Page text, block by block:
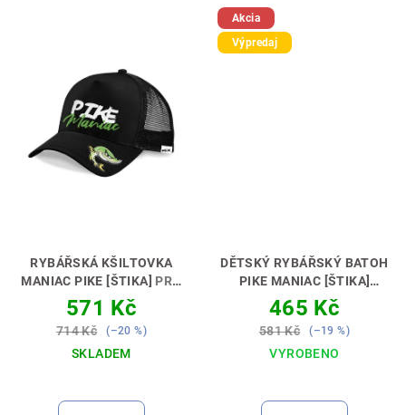
RYBÁŘSKÁ KŠILTOVKA
MANIAC PIKE [ŠTIKA] PRO
ŠTIKOVÉ MANIAKY 🧢😎
571 Kč
714 Kč (–20 %)
SKLADEM
Akcia
Výpredaj
DĚTSKÝ RYBÁŘSKÝ BATOH
PIKE MANIAC [ŠTIKA]
PERFEKTNÍ DÁREK PRO
MALÉHO LOVCE🎁💝
465 Kč
581 Kč (–19 %)
VYROBENO